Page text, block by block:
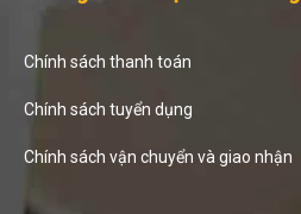
Chính sách thanh toán
Chính sách tuyển dụng
Chính sách vận chuyển và giao nhận